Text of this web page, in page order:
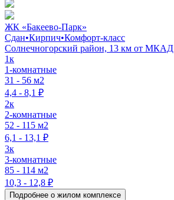
ЖК «Бакеево-Парк»
Сдан•Кирпич•Комфорт-класс
Солнечногорский район, 13 км от МКАД
1к
1-комнатные
31 - 56 м2
4,4 - 8,1 ₽
2к
2-комнатные
52 - 115 м2
6,1 - 13,1 ₽
3к
3-комнатные
85 - 114 м2
10,3 - 12,8 ₽
Подробнее о жилом комплексе